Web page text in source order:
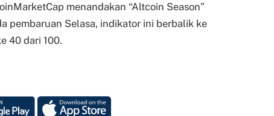
menandakan “Altcoin Season”
pembaruan Selasa, indikator ini berbalik ke
40 dari 100.